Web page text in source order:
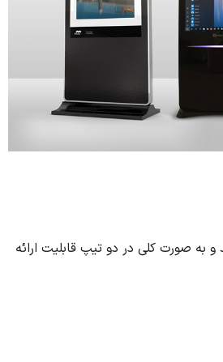
صورت کلی در دو تیپ قابلیت ارائه